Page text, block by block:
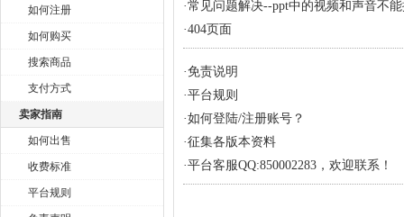
如何注册
如何购买
搜索商品
支付方式
卖家指南
如何出售
收费标准
平台规则
·常见问题解决--ppt中的视频和声音不
·404页面
·免责说明
·平台规则
·如何登陆/注册账号？
·征集各版本资料
·平台客服QQ:850002283，欢迎联系！